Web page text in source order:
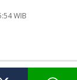
WIB